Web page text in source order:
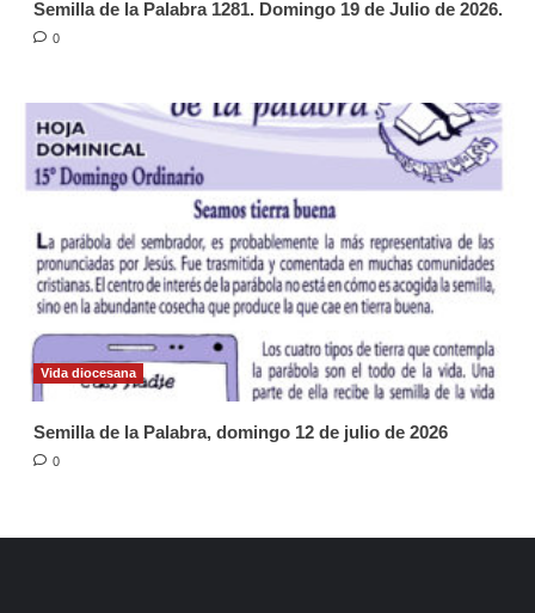
Semilla de la Palabra 1281. Domingo 19 de Julio de 2026.
0
Vida diocesana
Semilla de la Palabra, domingo 12 de julio de 2026
0